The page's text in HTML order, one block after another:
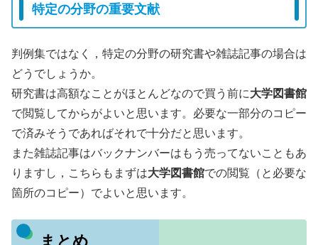
特定の分野の重要文献
判例集ではなく，特定の分野の研究書や雑誌記事の場合は
どうでしょうか。
研究書は高額なことがほとんどなので買う前に大学図書館
で閲覧してからがよいと思います。必要な一部分のコピー
で済みそうであればそれで十分だと思います。
また雑誌記事はバックナンバーはもう売ってないこともあ
りますし，こちらもまずは大学図書館での閲覧（と必要な
箇所のコピー）でよいと思います。
まとめ